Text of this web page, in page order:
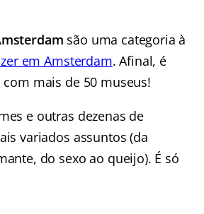
são uma categoria à
em Amsterdam. Afinal, é
mais de 50 museus!
e outras dezenas de
variados assuntos (da
do sexo ao queijo). É só